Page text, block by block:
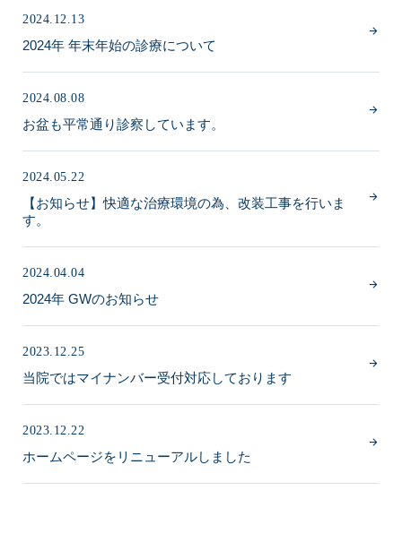
2024.12.13
2024年 年末年始の診療について
2024.08.08
お盆も平常通り診察しています。
2024.05.22
【お知らせ】快適な治療環境の為、改装工事を行いま
す。
2024.04.04
2024年 GWのお知らせ
2023.12.25
当院ではマイナンバー受付対応しております
2023.12.22
ホームページをリニューアルしました